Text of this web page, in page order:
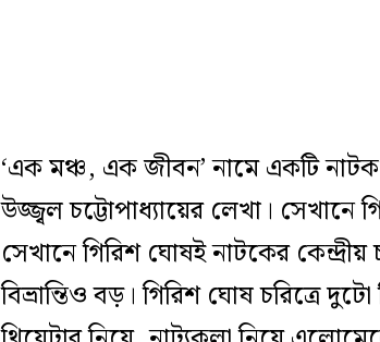
‘এক মঞ্চ, এক জীবন’ নামে একটি নাটক,
উজ্জ্বল চট্টোপাধ্যায়ের লেখা।
সেখানে গিরিশ ঘোষই নাটকের কেন্দ্রীয়
বিভ্রান্তিও বড়। গিরিশ ঘোষ চরিত্রে